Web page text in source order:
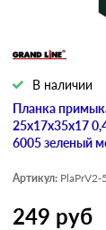
Планка
25х17х35х17
6005 зеленый
В наличии
Артикул:
249 руб